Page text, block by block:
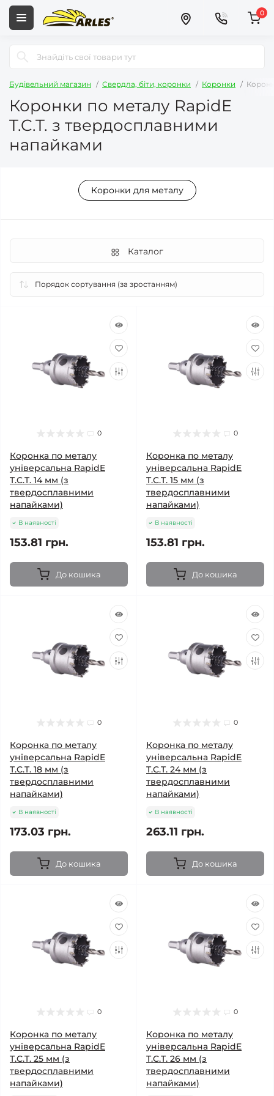
0
Будівельний магазин Свердла, біти, коронки Коронки
Коронки по металу RapidE
T.C.T. з твердосплавними
напайками
Коронки для металу
Каталог
0
Коронка по металу
універсальна RapidE
T.C.T. 14 мм (з
твердосплавними
напайками)
В наявності
153.81 грн.
До кошика
0
Коронка по металу
універсальна RapidE
T.C.T. 15 мм (з
твердосплавними
напайками)
В наявності
153.81 грн.
До кошика
0
Коронка по металу
універсальна RapidE
T.C.T. 18 мм (з
твердосплавними
напайками)
В наявності
173.03 грн.
До кошика
0
Коронка по металу
універсальна RapidE
T.C.T. 24 мм (з
твердосплавними
напайками)
В наявності
263.11 грн.
До кошика
0
Коронка по металу
універсальна RapidE
T.C.T. 25 мм (з
твердосплавними
напайками)
0
Коронка по металу
універсальна RapidE
T.C.T. 26 мм (з
твердосплавними
напайками)